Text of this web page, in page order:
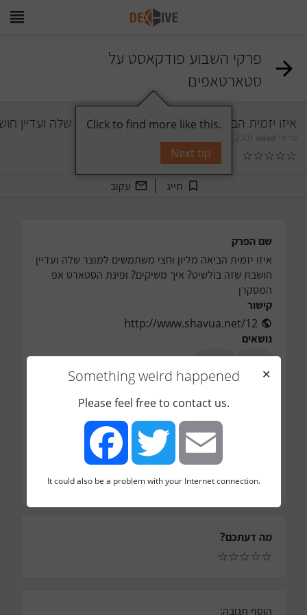
פרקי השבוע פודקאסט על
סטארטאפים
איזו יזמית הביאה מליון וחצי משתמשים למוצר שלה
☆
☆
☆
☆
☆ תגובות
תייג עקוב
שם הפרק
המסקרן
קישור
http://www.shavua.net/12
נושאים
שיווק
השקה
אורחים
12
מה דעתכם?
☆
☆
☆
☆
☆
הוסף תגובה:
Something weird happened
✕
Please feel free to contact us.
FacebookTwitter Email
It could also be a problem with your Internet connection.
Click to find more like this.
Next tip